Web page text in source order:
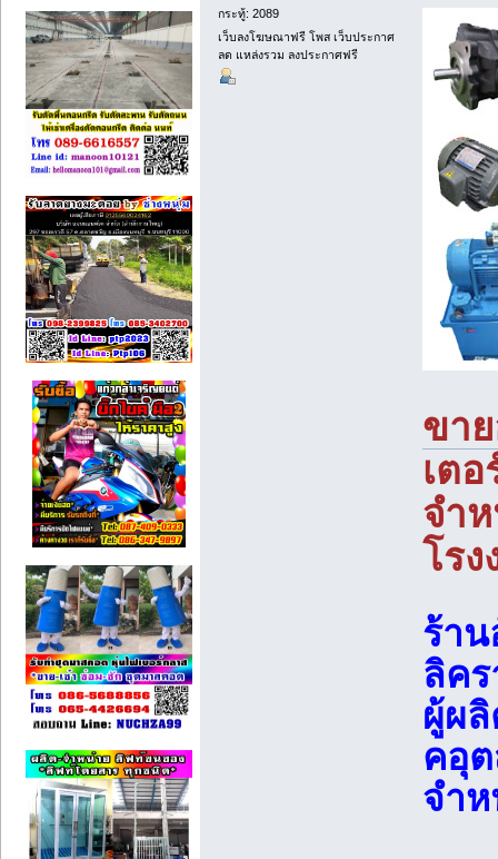
กระทู้: 2089
เว็บลงโฆษณาฟรี โพส เว็บประกาศ
ลด แหล่งรวม ลงประกาศฟรี
ขา
เต
จำ
โรง
ร้า
ลิค
ผู้ผ
คอุ
จำ